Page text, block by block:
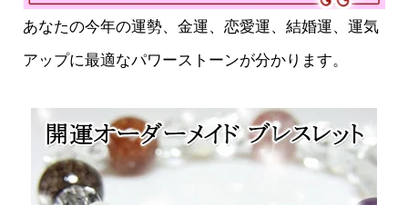
あなたの今年の運勢、金運、恋愛運、結婚運、運気
アップに最適なパワーストーンが分かります。